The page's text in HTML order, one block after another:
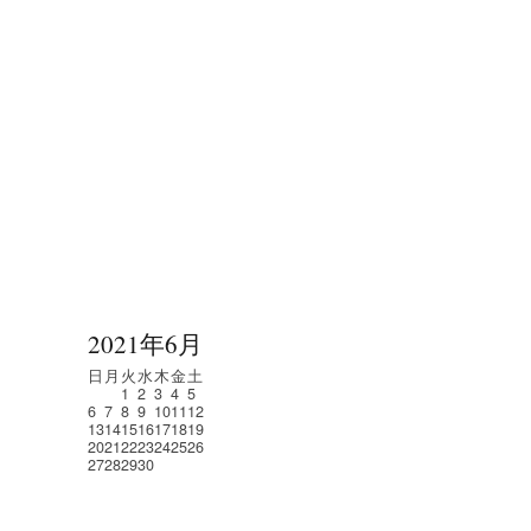
2021年6月
日 月 火水木金土
1 2 3 4 5
6 7 8 9 101112
13141516171819
20212223242526
27282930